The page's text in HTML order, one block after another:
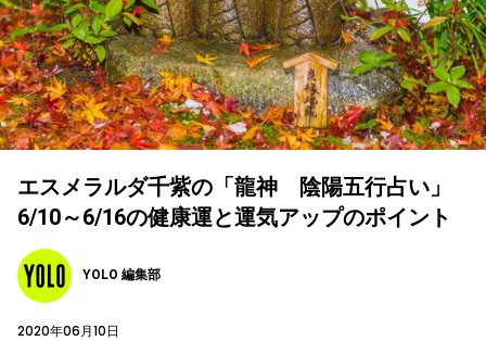
エスメラルダ千紫の「龍神 陰陽五行占い」
6/10～6/16の健康運と運気アップのポイント
YOLO 編集部
2020年06月10日